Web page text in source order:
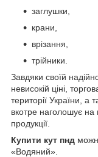
заглушки,
крани,
врізання,
трійники.
Завдяки своїй
невисокій ціні,
території України, а
вкотре наголошує на
продукції.
Купити кут пнд
«Водяний».